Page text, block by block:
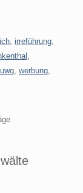
irreführung
uwg werbung